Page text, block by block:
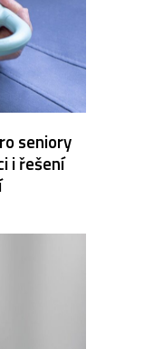
seniory
i řešení